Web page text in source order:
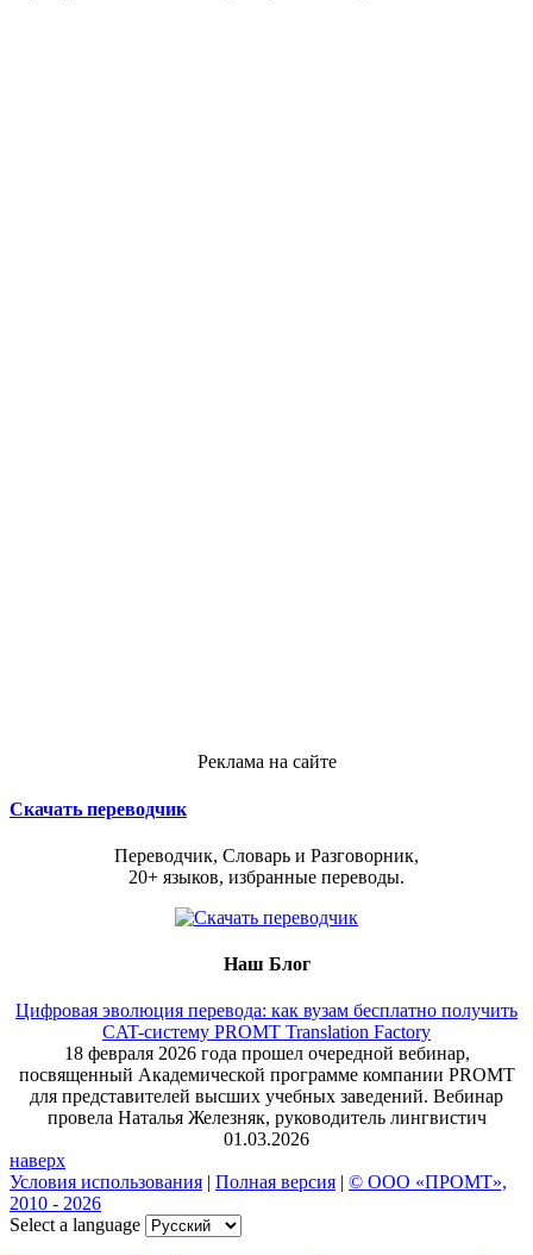
Реклама на сайте
Скачать переводчик
Переводчик, Словарь и Разговорник,
20+ языков, избранные переводы.
Наш Блог
Цифровая эволюция перевода: как вузам бесплатно получить
CAT-систему PROMT Translation Factory
18 февраля 2026 года прошел очередной вебинар,
посвященный Академической программе компании PROMT
для представителей высших учебных заведений. Вебинар
провела Наталья Железняк, руководитель лингвистич
01.03.2026
наверх
Условия использования | Полная версия | © ООО «ПРОМТ»,
2010 - 2026
Select a language